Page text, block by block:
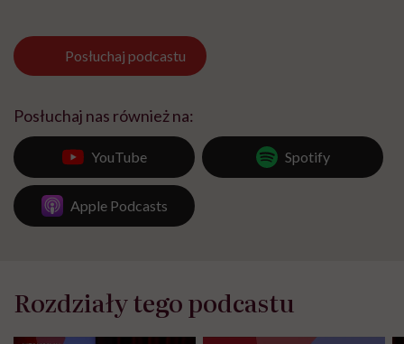
Posłuchaj podcastu
Posłuchaj nas również na:
YouTube Spotify
Apple Podcasts
Rozdziały tego podcastu